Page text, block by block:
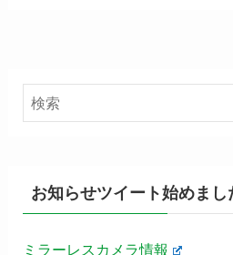
お知らせツイート始めまし
ミラーレスカメラ情報